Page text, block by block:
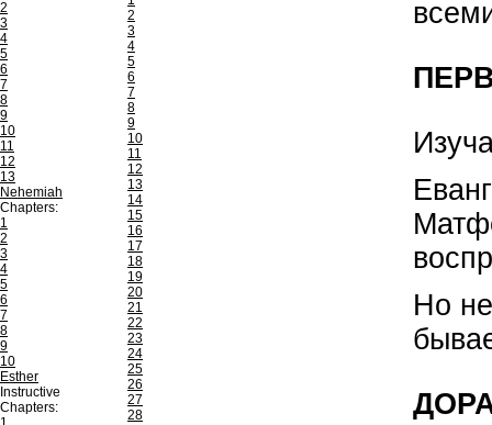
2
3
4
5
6
7
8
9
10
11
12
13
Nehemiah
Chapters:
1
2
3
4
5
6
7
8
9
10
Esther
Instructive
Chapters:
2
3
4
5
6
7
8
9
10
11
12
13
14
15
16
17
18
19
20
21
22
23
24
25
26
27
28
Но